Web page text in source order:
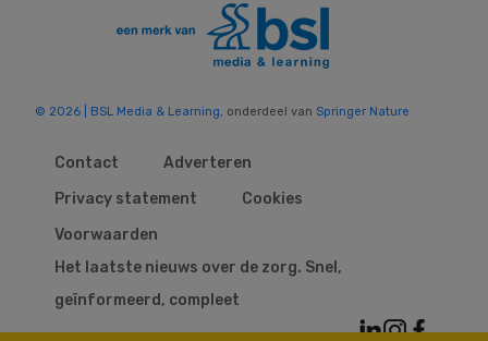
© 2026 | BSL Media & Learning , onderdeel van Springer Nature
Contact
Adverteren
Privacy statement
Cookies
Voorwaarden
Het laatste nieuws over de zorg. Snel,
geïnformeerd, compleet